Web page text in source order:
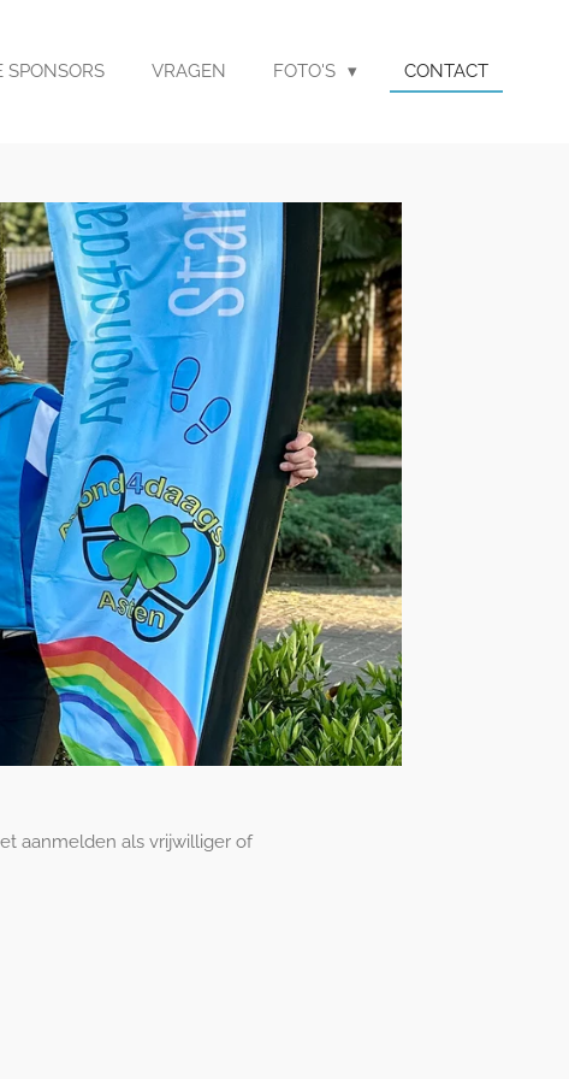
SPONSORS VRAGEN FOTO'S CONTACT
aanmelden als vrijwilliger of